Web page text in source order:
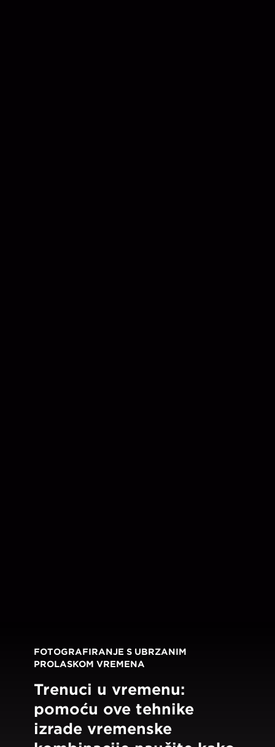
FOTOGRAFIRANJE S UBRZANIM
PROLASKOM VREMENA
Trenuci u vremenu:
pomoću ove tehnike
izrade vremenske